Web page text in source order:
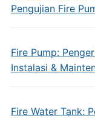
Pengujian Fire
Fire Pump:
Instalasi &
Fire Water Tank: